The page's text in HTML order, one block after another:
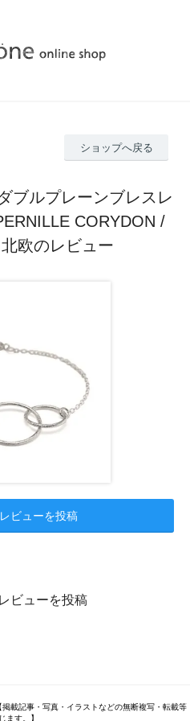
ショップへ戻る
ブルプレーンブレスレ
CORYDON /
欧のレビュー
ビューを投稿
ビューを投稿
載記事・写真・イラストなどの無断複写・転載等
ます。】